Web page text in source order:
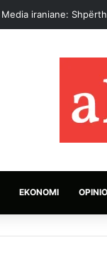
Trump thotë se një
EKONOMI